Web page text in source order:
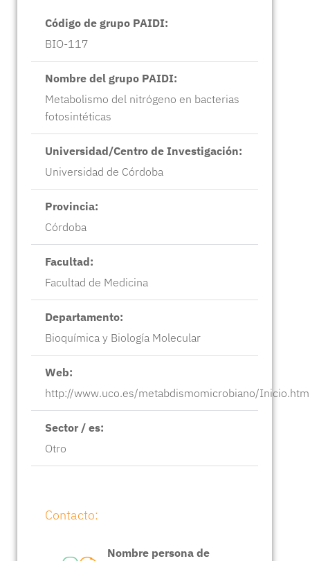
Código de grupo PAIDI:
BIO-117
Nombre del grupo PAIDI:
Metabolismo del nitrógeno en bacterias
fotosintéticas
Universidad/Centro de Investigación:
Universidad de Córdoba
Provincia:
Córdoba
Facultad:
Facultad de Medicina
Departamento:
Bioquímica y Biología Molecular
Web:
http://www.uco.es/metabdismomicrobiano/
Sector / es:
Otro
Contacto:
Nombre persona de